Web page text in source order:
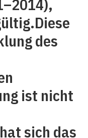
des
ist nicht
sich das